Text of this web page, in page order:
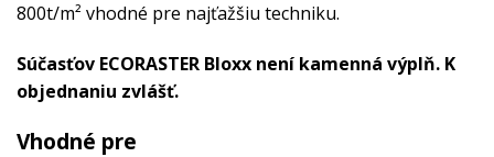
800t/m² vhodné pre najťažšiu techniku.
Súčasťov ECORASTER Bloxx není kamenná výplň. K
objednaniu zvlášť.
Vhodné pre